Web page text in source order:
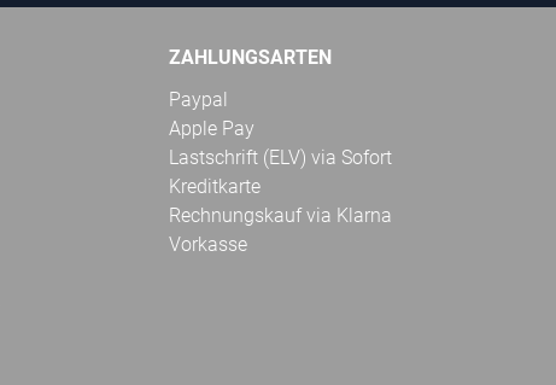
ZAHLUNGSARTEN
Paypal
Apple Pay
Lastschrift (ELV) via Sofort
Kreditkarte
Rechnungskauf via Klarna
Vorkasse